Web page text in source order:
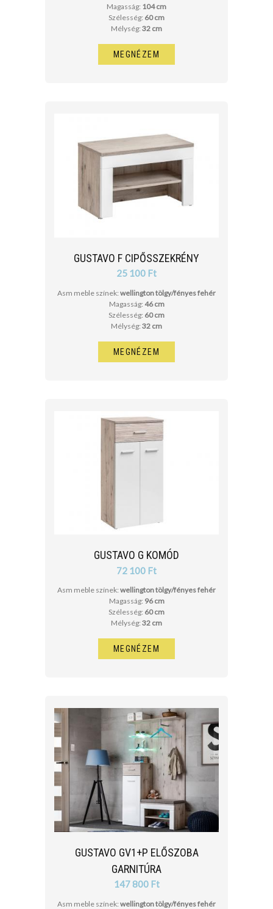
Magasság: 104 cm
Szélesség: 60 cm
Mélység: 32 cm
MEGNÉZEM
GUSTAVO F CIPŐSSZEKRÉNY
25 100 Ft
Asm meble színek: wellington tölgy/fényes fehér
Magasság: 46 cm
Szélesség: 60 cm
Mélység: 32 cm
MEGNÉZEM
GUSTAVO G KOMÓD
72 100 Ft
Asm meble színek: wellington tölgy/fényes fehér
Magasság: 96 cm
Szélesség: 60 cm
Mélység: 32 cm
MEGNÉZEM
GUSTAVO GV1+P ELŐSZOBA
GARNITÚRA
147 800 Ft
Asm meble színek: wellington tölgy/fényes fehér